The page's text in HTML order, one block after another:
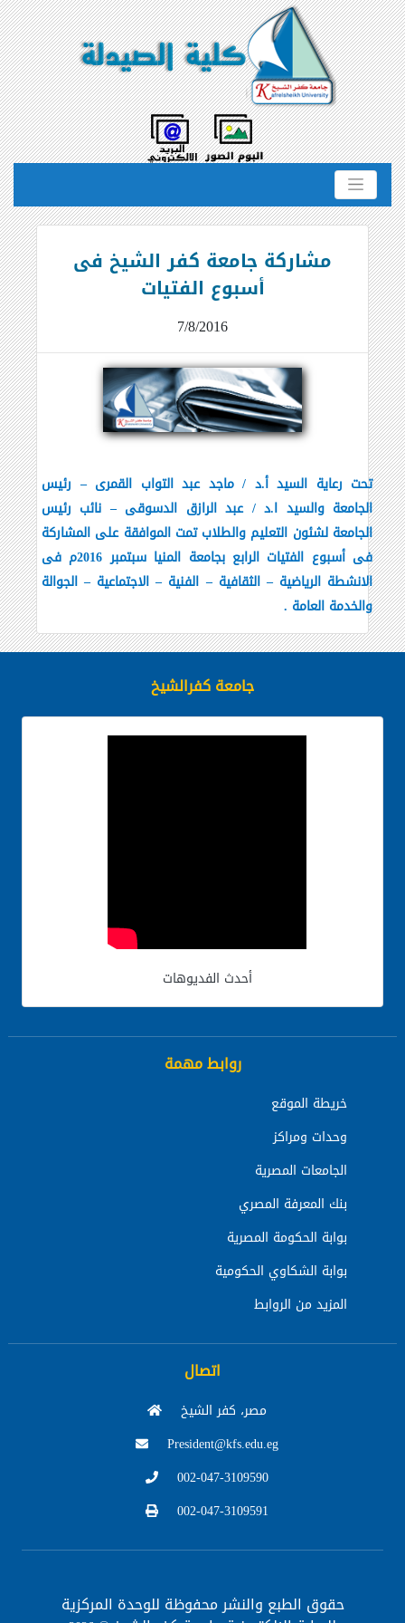
مشاركة جامعة كفر الشيخ فى
أسبوع الفتيات
7/8/2016
تحت رعاية السيد أ.د / ماجد عبد التواب القمرى – رئيس
الجامعة والسيد ا.د / عبد الرازق الدسوقى – نائب رئيس
الجامعة لشئون التعليم والطلاب تمت الموافقة على المشاركة
فى أسبوع الفتيات الرابع بجامعة المنيا سبتمبر 2016م فى
الانشطة الرياضية – الثقافية – الفنية – الاجتماعية – الجوالة
والخدمة العامة .
جامعة كفرالشيخ
أحدث الفديوهات
روابط مهمة
خريطة الموقع
وحدات ومراكز
الجامعات المصرية
بنك المعرفة المصري
بوابة الحكومة المصرية
بوابة الشكاوي الحكومية
المزيد من الروابط
اتصال
مصر، كفر الشيخ
President@kfs.edu.eg
002-047-3109590
002-047-3109591
حقوق الطبع والنشر محفوظة للوحدة المركزية